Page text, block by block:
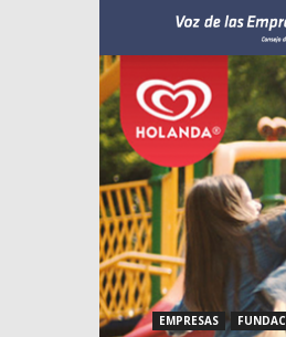
EMPRESAS